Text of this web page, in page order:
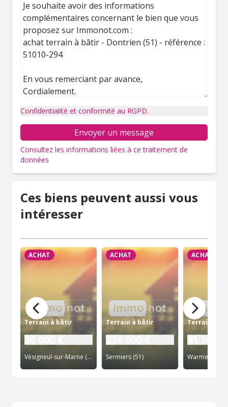
Confidentialité et conformité au RGPD.
Envoyer un message
Consultez les informations liées à ce traitement de
données
Ces biens peuvent aussi vous
intéresser
ACHAT
Terrain à bâtir
Vésigneul-sur-Marne (51)
ACHAT
Terrain à bâtir
Sermiers (51)
ACHAT
Terrain à
Warmeriville